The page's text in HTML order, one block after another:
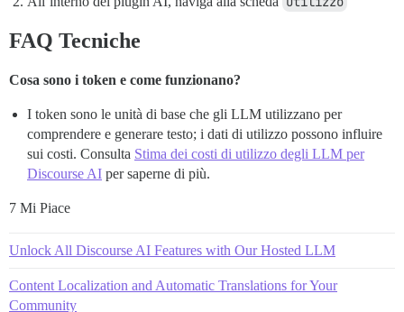
FAQ Tecniche
Cosa sono i token e come funzionano?
I token sono le unità di base che gli LLM utilizzano per
comprendere e generare testo; i dati di utilizzo possono influire
sui costi. Consulta Stima dei costi di utilizzo degli LLM per
Discourse AI per saperne di più.
7 Mi Piace
Unlock All Discourse AI Features with Our Hosted LLM
Content Localization and Automatic Translations for Your
Community